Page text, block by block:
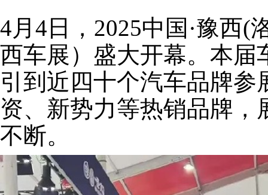
4月4日，2025中国·豫西(
西车展）盛大开幕。本届
引到近四十个汽车品牌
资、新势力等热销品牌
不断。